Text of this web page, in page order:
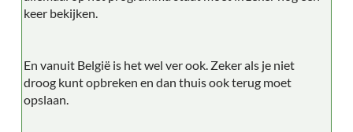
keer bekijken.
En vanuit België is het wel ver ook. Zeker als je niet
droog kunt opbreken en dan thuis ook terug moet
opslaan.